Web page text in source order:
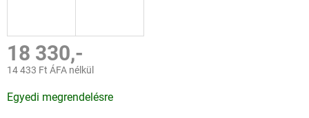
18 330,-
14 433 Ft ÁFA nélkül
Egyedi megrendelésre